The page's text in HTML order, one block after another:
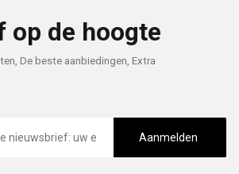
op de hoogte
De beste aanbiedingen, Extra
Aanmelden